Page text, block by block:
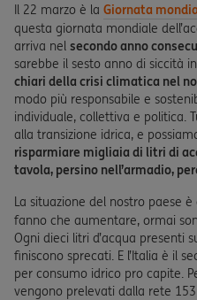
Il 22 marzo è la Giornata
questa giornata mondiale
arriva nel secondo anno
sarebbe il sesto anno di siccità
chiari della crisi climatica nel
modo più responsabile e
individuale, collettiva e politica.
alla transizione idrica, e
risparmiare migliaia di litri di
tavola, persino nell’armadio,
La situazione del nostro paese è
fanno che aumentare, ormai
Ogni dieci litri d’acqua presenti
finiscono sprecati. E l’Italia è il
per consumo idrico pro capite.
vengono prelevati dalla rete